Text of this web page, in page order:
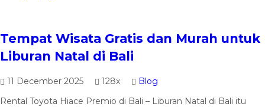
Tempat Wisata Gratis dan Murah untuk
Liburan Natal di Bali
11 December 2025 128x
Blog
Rental Toyota Hiace Premio di Bali – Liburan Natal di Bali itu